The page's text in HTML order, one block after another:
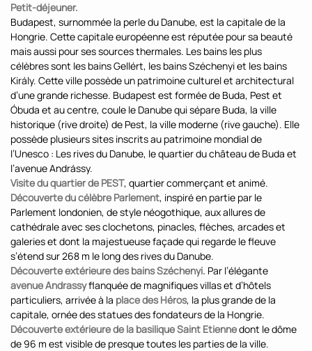
Petit-déjeuner.
Budapest, surnommée la perle du Danube, est la capitale de la
Hongrie. Cette capitale européenne est réputée pour sa beauté
mais aussi pour ses sources thermales. Les bains les plus
célèbres sont les bains Gellért, les bains Széchenyi et les bains
Király. Cette ville possède un patrimoine culturel et architectural
d’une grande richesse. Budapest est formée de Buda, Pest et
Óbuda et au centre, coule le Danube qui sépare Buda, la ville
historique (rive droite) de Pest, la ville moderne (rive gauche). Elle
possède plusieurs sites inscrits au patrimoine mondial de
l’Unesco : Les rives du Danube, le quartier du château de Buda et
l’avenue Andrássy.
Visite du quartier de PEST, quartier commerçant et animé.
Découverte du célèbre Parlement, inspiré en partie par le
Parlement londonien, de style néogothique, aux allures de
cathédrale avec ses clochetons, pinacles, flèches, arcades et
galeries et dont la majestueuse façade qui regarde le fleuve
s’étend sur 268 m le long des rives du Danube.
Découverte extérieure des bains Széchenyi. Par l’élégante
avenue Andrassyflanquée de magnifiques villas et d’hôtels
particuliers, arrivée à la place des Héros, la plus grande de la
capitale, ornée des statues des fondateurs de la Hongrie.
Découverte extérieure de la basilique Saint Etiennedont le dôme
de 96 m est visible de presque toutes les parties de la ville.